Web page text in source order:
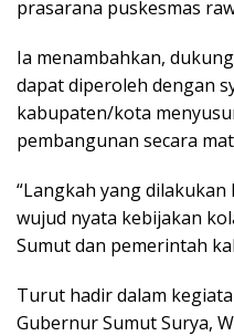
prasarana puskesmas
Ia menambahkan,
dapat diperoleh dengan
kabupaten/kota
pembangunan secara
“Langkah yang
wujud nyata kebijakan
Sumut dan pemerintah
Turut hadir dalam
Gubernur Sumut Surya,